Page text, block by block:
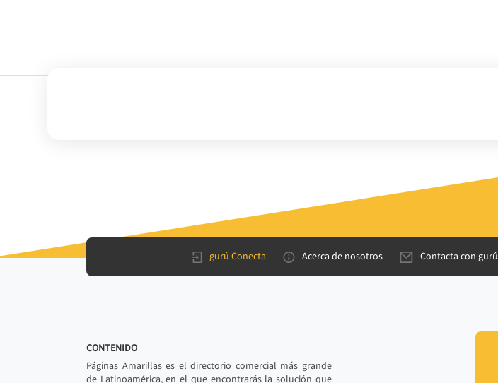
gurú Conecta Acerca de nosotros Contacta con gurú
CONTENIDO
Páginas Amarillas es el directorio comercial más grande
de Latinoamérica, en el que encontrarás la solución que